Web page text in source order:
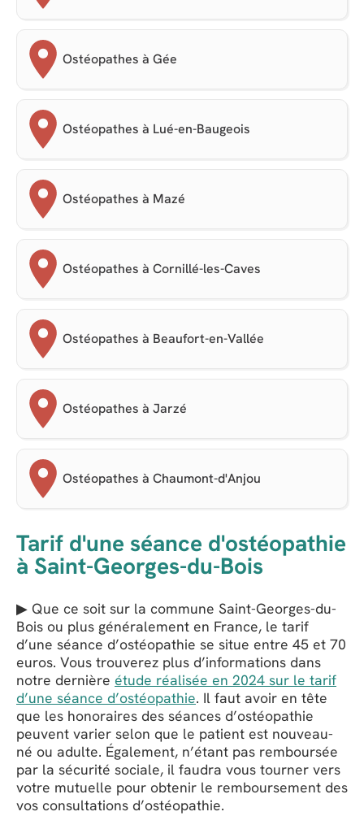
Ostéopathes à Gée
Ostéopathes à Lué-en-Baugeois
Ostéopathes à Mazé
Ostéopathes à Cornillé-les-Caves
Ostéopathes à Beaufort-en-Vallée
Ostéopathes à Jarzé
Ostéopathes à Chaumont-d'Anjou
Tarif d'une séance d'ostéopathie
à Saint-Georges-du-Bois
▶ Que ce soit sur la commune Saint-Georges-du-
Bois ou plus généralement en France, le tarif
d’une séance d’ostéopathie se situe entre 45 et 70
euros. Vous trouverez plus d’informations dans
notre dernière étude réalisée en 2024 sur le tarif
d’une séance d’ostéopathie. Il faut avoir en tête
que les honoraires des séances d’ostéopathie
peuvent varier selon que le patient est nouveau-
né ou adulte. Également, n’étant pas remboursée
par la sécurité sociale, il faudra vous tourner vers
votre mutuelle pour obtenir le remboursement des
vos consultations d’ostéopathie.